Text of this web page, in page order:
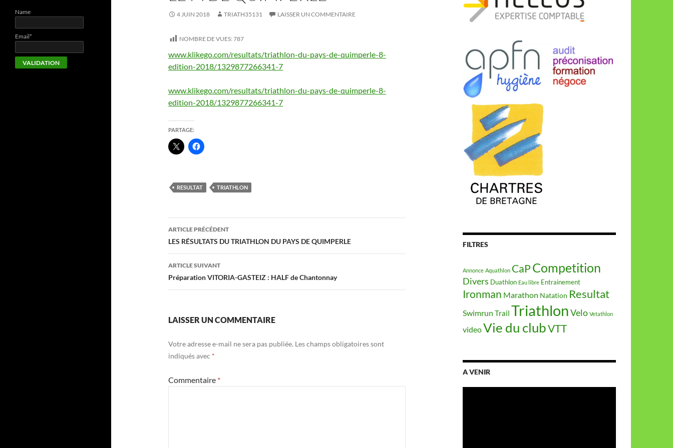
4 JUIN 2018 TRIATH35131 LAISSER UN COMMENTAIRE
NOMBRE DE VUES: 787
www.klikego.com/resultats/triathlon-du-pays-de-quimperle-8-
edition-2018/1329877266341-7
www.klikego.com/resultats/triathlon-du-pays-de-quimperle-8-
edition-2018/1329877266341-7
PARTAGE:
RESULTAT TRIATHLON
Navigation
des
articles
ARTICLE PRÉCÉDENT
LES RÉSULTATS DU TRIATHLON DU PAYS DE QUIMPERLE
ARTICLE SUIVANT
Préparation VITORIA-GASTEIZ : HALF de Chantonnay
LAISSER UN COMMENTAIRE
Votre adresse e-mail ne sera pas publiée. Les champs obligatoires sont
indiqués avec *
Commentaire *
FILTRES
Annonce Aquathlon CaP Competition
Divers Duathlon Eau libre Entrainement
Ironman Marathon Natation Resultat
Swimrun Trail TriathlonVelo Vetathlon
videoVie du clubVTT
A VENIR
Name
Email*